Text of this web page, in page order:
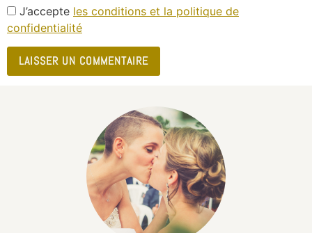
J’accepte les conditions et la politique de
confidentialité